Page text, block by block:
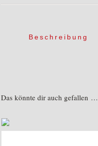
Beschreibung
Das könnte dir auch gefallen …